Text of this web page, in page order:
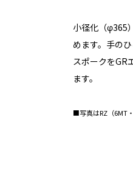
小径化（φ365
めます。手の
スポークをGR
ます。
■写真はRZ（6MT・